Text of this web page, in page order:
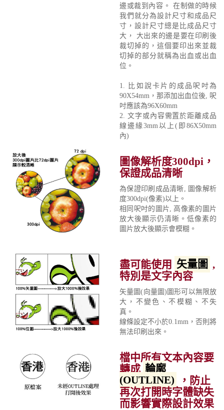
邊或裁到內容。 在制做的時候
我們就分為設計尺寸和成品尺
寸，設計尺寸總是比成品尺寸
大， 大出來的邊是要在印刷後
裁切掉的，這個要印出來並裁
切掉的部分就稱為出血或出血
位。
1. 比如說卡片的成品呎吋為
90X54mm，那添加出血位後, 呎
吋應該為96X60mm
2. 文字或內容需置於距離成品
線邊緣3mm以上(即86X50mm
內)
圖像解析度300dpi，
保證成品清晰
為保證印刷成品清晰, 圖像解析
度300dpi(像素)以上。
相同呎吋的圖片, 高像素的圖片
放大後顯示仍清晰。低像素的
圖片放大後顯示會模糊。
盡可能使用 矢量圖 ,
特別是文字內容
矢量圖(向量圖)圖形可以無限放
大，不變色、不模糊、不失
真。
線條設定不小於0.1mm，否則將
無法印刷出來。
檔中所有文本內容要
轉成 輪廓
(OUTLINE)
，防止
再次打開時字體缺失
而影響實際設計效果